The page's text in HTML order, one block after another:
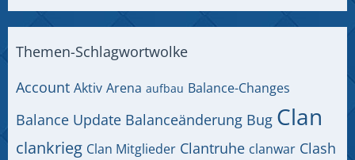
Themen-Schlagwortwolke
Account Aktiv Arena aufbau Balance-Changes
Balance Update Balanceänderung Bug Clan
clankrieg Clan Mitglieder Clantruhe clanwar Clash